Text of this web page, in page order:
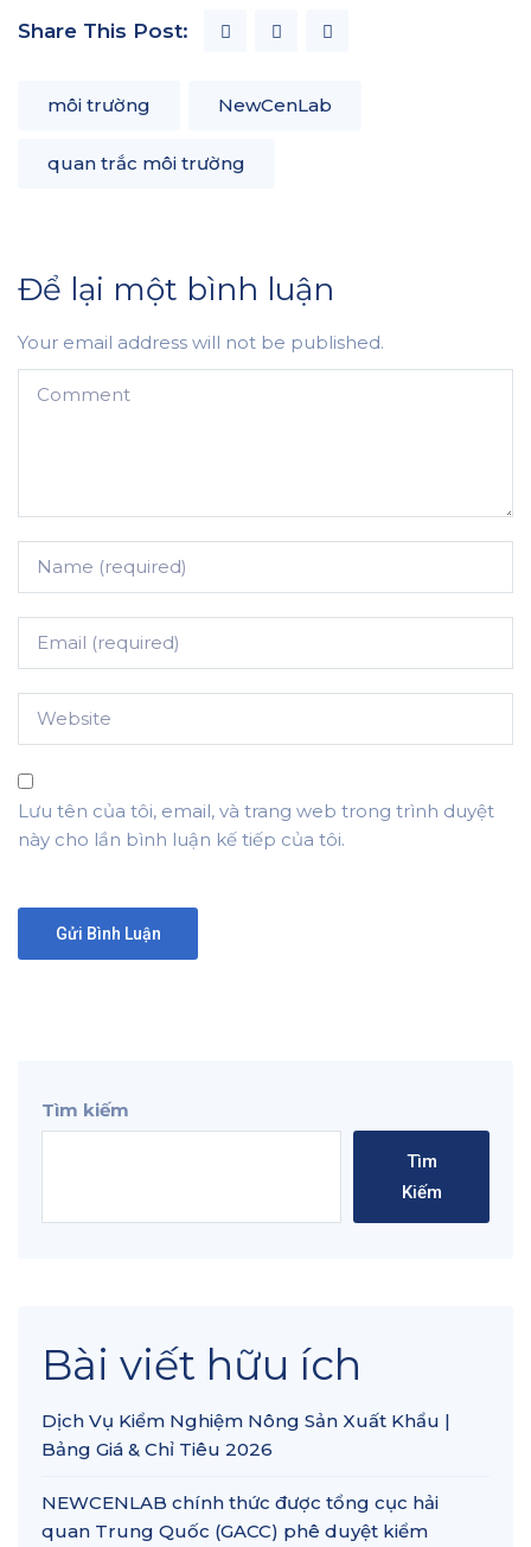
Share This Post:
môi trường NewCenLab
quan trắc môi trường
Để lại một bình luận
Your email address will not be published.
Lưu tên của tôi, email, và trang web trong trình duyệt
này cho lần bình luận kế tiếp của tôi.
Tìm kiếm
Tìm
Kiếm
Bài viết hữu ích
Dịch Vụ Kiểm Nghiệm Nông Sản Xuất Khẩu |
Bảng Giá & Chỉ Tiêu 2026
NEWCENLAB chính thức được tổng cục hải
quan Trung Quốc (GACC) phê duyệt kiểm